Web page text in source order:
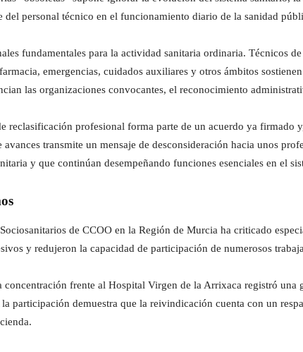
del personal técnico en el funcionamiento diario de la sanidad
fundamentales para la actividad sanitaria ordinaria. Técnicos
emergencias, cuidados auxiliares y otros ámbitos
las organizaciones convocantes, el reconocimiento
reclasificación profesional forma parte de un acuerdo ya firmado
transmite un mensaje de desconsideración hacia unos
y que continúan desempeñando funciones esenciales en el
de CCOO en la Región de Murcia ha criticado
y redujeron la capacidad de participación de numerosos
concentración frente al Hospital Virgen de la Arrixaca registró
participación demuestra que la reivindicación cuenta con un